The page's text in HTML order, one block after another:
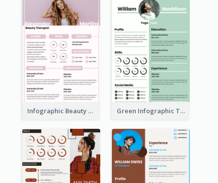
Infographic Beauty Consultant Resume Green Infographic Teacher Resume